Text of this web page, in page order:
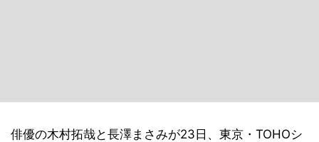
俳優の木村拓哉と長澤まさみが23日、東京・TOHOシ